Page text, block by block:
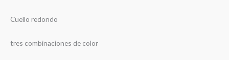
Cuello redondo
tres combinaciones de color